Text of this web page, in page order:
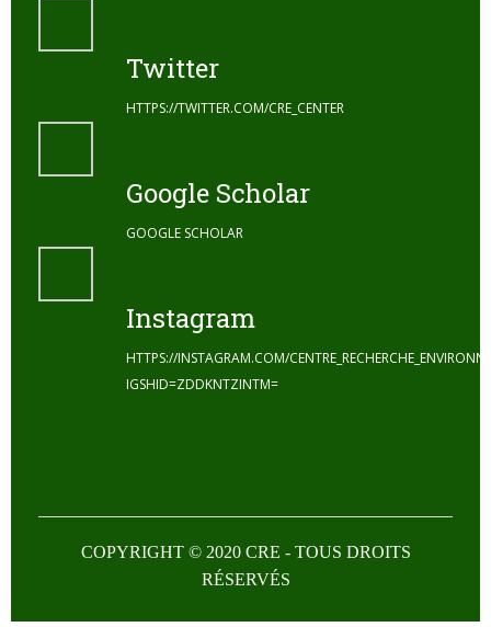
Twitter
HTTPS://TWITTER.COM/CRE_CENTER
Google Scholar
GOOGLE SCHOLAR
Instagram
HTTPS://INSTAGRAM.COM/
IGSHID=ZDDKNTZINTM=
COPYRIGHT © 2020 CRE - TOUS DROITS
RÉSERVÉS